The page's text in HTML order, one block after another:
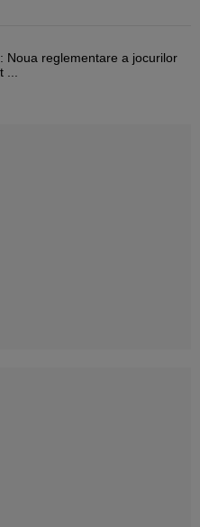
Noua reglementare a jocurilor